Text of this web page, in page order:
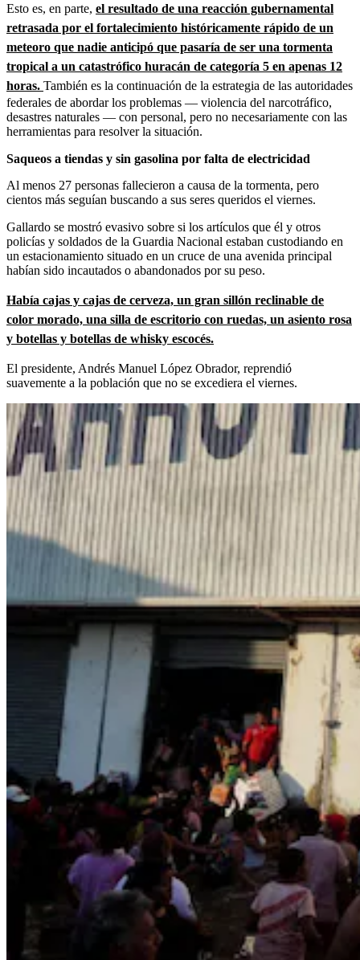
Esto es, en parte, el resultado de una reacción gubernamental
retrasada por el fortalecimiento históricamente rápido de un
meteoro que nadie anticipó que pasaría de ser una tormenta
tropical a un catastrófico huracán de categoría 5 en apenas 12
horas. También es la continuación de la estrategia de las autoridades
federales de abordar los problemas — violencia del narcotráfico,
desastres naturales — con personal, pero no necesariamente con las
herramientas para resolver la situación.
Saqueos a tiendas y sin gasolina por falta de electricidad
Al menos 27 personas fallecieron a causa de la tormenta, pero
cientos más seguían buscando a sus seres queridos el viernes.
Gallardo se mostró evasivo sobre si los artículos que él y otros
policías y soldados de la Guardia Nacional estaban custodiando en
un estacionamiento situado en un cruce de una avenida principal
habían sido incautados o abandonados por su peso.
Había cajas y cajas de cerveza, un gran sillón reclinable de
color morado, una silla de escritorio con ruedas, un asiento rosa
y botellas y botellas de whisky escocés.
El presidente, Andrés Manuel López Obrador, reprendió
suavemente a la población que no se excediera el viernes.